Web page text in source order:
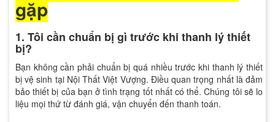
gặp
1. Tôi cần chuẩn bị gì trước khi thanh lý thiết
bị?
Bạn không cần phải chuẩn bị quá nhiều trước khi thanh lý thiết
bị vệ sinh tại Nội Thất Việt Vượng. Điều quan trọng nhất là đảm
bảo thiết bị của bạn ở tình trạng tốt nhất có thể. Chúng tôi sẽ lo
liệu mọi thứ từ đánh giá, vận chuyển đến thanh toán.